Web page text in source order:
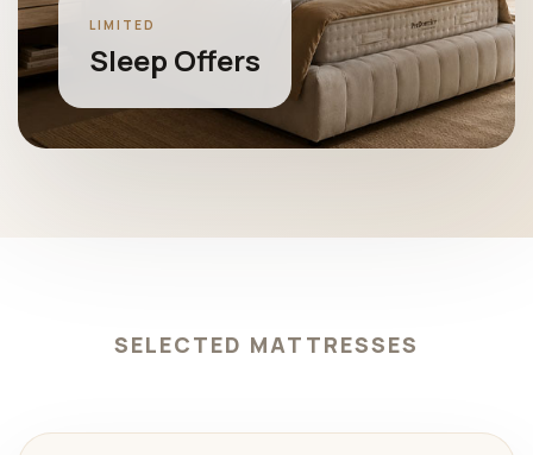
LIMITED
Sleep Offers
SELECTED MATTRESSES